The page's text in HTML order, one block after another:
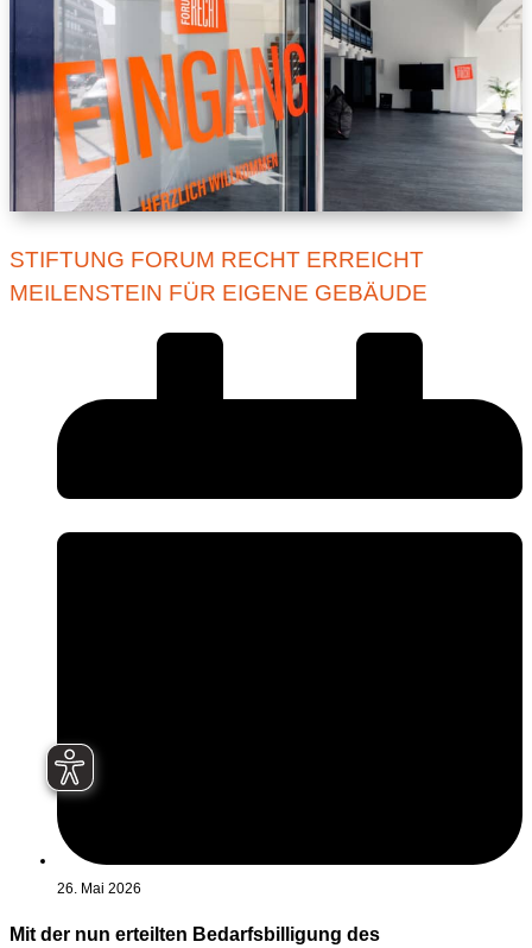
STIFTUNG FORUM RECHT ERREICHT
MEILENSTEIN FÜR EIGENE GEBÄUDE
26. Mai 2026
Mit der nun erteilten Bedarfsbilligung des